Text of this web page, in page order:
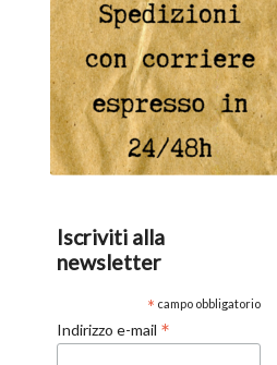
Iscriviti alla
newsletter
* campo obbligatorio
Indirizzo e-mail *